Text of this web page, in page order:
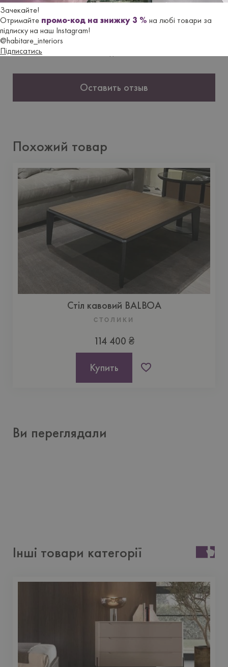
Зачекайте!
Отримайте промо-код на знижку 3 % на любі товари за
підписку на наш Instagram!
@habitare_interiors
Підписатись
Отзывы
Еще не добавлено ни одного отзыва. Будьте первым, кто
Оставить отзыв
Похожий товар
Стіл кавовий BALBOA
СТОЛИКИ
114 400 ₴
Купить
Ви переглядали
Інші товари категорії